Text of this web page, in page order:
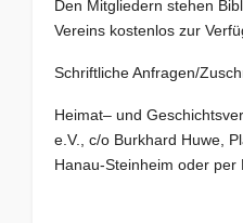
Den Mitgliedern stehen
Vereins kostenlos zur
Schriftliche Anfragen/
Heimat– und
e.V., c/o Burkhard Huwe,
Hanau-Steinheim oder per